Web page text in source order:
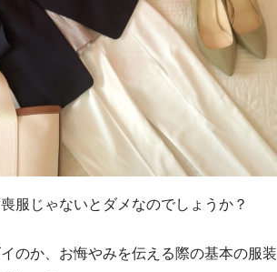
服じゃないとダメなのでしょうか？
のか、お悔やみを伝える際の基本の服装